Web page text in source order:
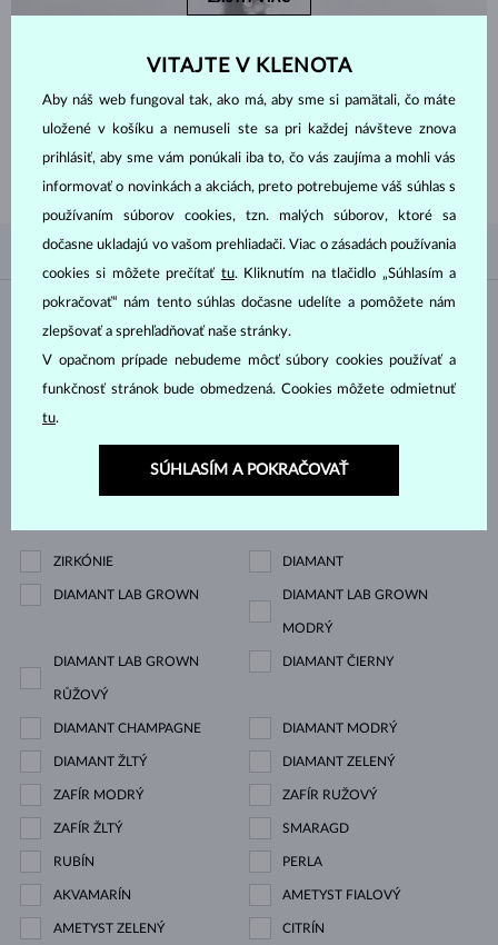
ZAČNITE TÝM NAJLEPŠÍM
Inšpirujte sa nedávno zakúpenými šperkami a nadčasovým klasickým
PODĽA OBĽÚBENOSTI 0/0 FILTROVANIE
Materiál
CHIRURGICKÁ OCEĽ
Drahokam
ZIRKÓNIE DIAMANT
DIAMANT LAB GROWN DIAMANT LAB GROWN
MODRÝ
DIAMANT LAB GROWN
RŮŽOVÝ
DIAMANT ČIERNY
DIAMANT CHAMPAGNE DIAMANT MODRÝ
DIAMANT ŽLTÝ DIAMANT ZELENÝ
ZAFÍR MODRÝ ZAFÍR RUŽOVÝ
ZAFÍR ŽLTÝ SMARAGD
RUBÍN PERLA
AKVAMARÍN AMETYST FIALOVÝ
AMETYST ZELENÝ CITRÍN
VITAJTE V KLENOTA
Aby náš web fungoval tak, ako má, aby sme si pamätali, čo máte
uložené v košíku a nemuseli ste sa pri každej návšteve znova
prihlásiť, aby sme vám ponúkali iba to, čo vás zaujíma a mohli vás
informovať o novinkách a akciách, preto potrebujeme váš súhlas s
používaním súborov cookies, tzn. malých súborov, ktoré sa
dočasne ukladajú vo vašom prehliadači. Viac o zásadách používania
cookies si môžete prečítať tu. Kliknutím na tlačidlo „Súhlasím a
pokračovať“ nám tento súhlas dočasne udelíte a pomôžete nám
zlepšovať a sprehľadňovať naše stránky.
V opačnom prípade nebudeme môcť súbory cookies používať a
funkčnosť stránok bude obmedzená. Cookies môžete odmietnuť
tu.
SÚHLASÍM A POKRAČOVAŤ